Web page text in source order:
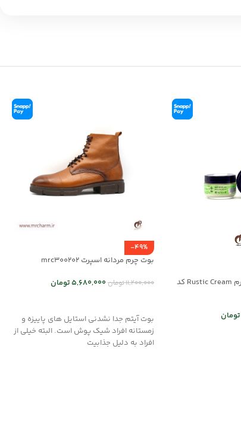
کرم نرم و احیا کننده چرم Rustic Cream کد
تومان
-49%
بوت چرم مردانه اسپرت mrc300202
11,200,000تومان5,680,000تومان
بوت آیتم جدا نشدنی استایل های پاییزه و
زمستانه افراد شیک پوش است. البته خیلی از
افراد به دلیل جذابیت